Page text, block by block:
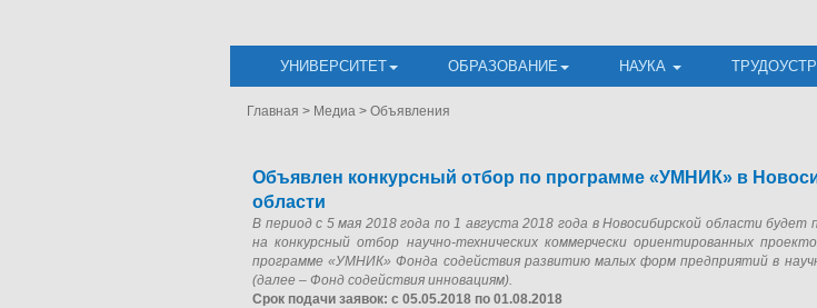
УНИВЕРСИТЕТ ОБРАЗОВАНИЕ НАУКА
Главная > Медиа > Объявления
Объявлен конкурсный отбор по программе «УМНИК» в
области
В период с 5 мая 2018 года по 1 августа 2018 года в Новосибирской области будет
на конкурсный отбор научно-технических коммерчески ориентированных
программе «УМНИК» Фонда содействия развитию малых форм предприятий в
(далее – Фонд содействия инновациям).
Срок подачи заявок: с 05.05.2018 по 01.08.2018